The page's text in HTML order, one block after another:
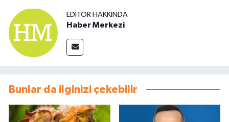
EDITÖR HAKKINDA
Haber Merkezi
Bunlar da ilginizi çekebilir